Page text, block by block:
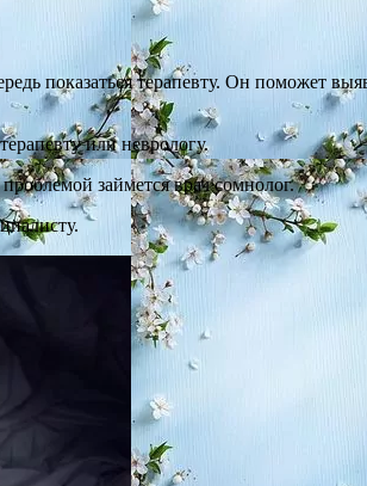
показаться терапевту. Он поможет
или неврологу.
займется врач сомнолог.